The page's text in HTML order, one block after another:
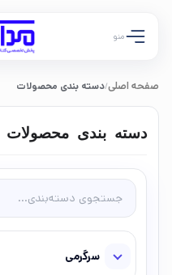
منو
صفحه اصلی/دسته بندی محصولات
دسته بندی محصولات
سرگرمی